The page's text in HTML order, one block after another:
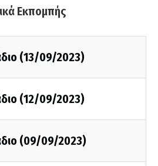
Εκπομπής
(13/09/2023)
(12/09/2023)
(09/09/2023)